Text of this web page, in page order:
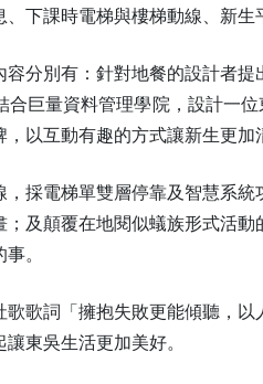
下課時電梯與樓梯動線、新生
分別有：針對地餐的設計者
巨量資料管理學院，設計一
以互動有趣的方式讓新生更加
採電梯單雙層停靠及智慧系
及顛覆在地閱似蟻族形式活
。
歌詞「擁抱失敗更能傾聽，
東吳生活更加美好。